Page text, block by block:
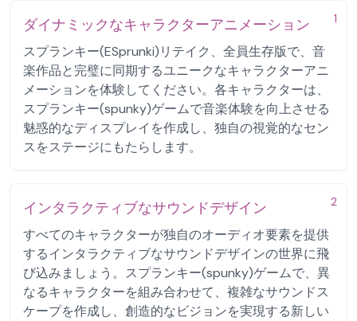
1
ダイナミックなキャラクターアニメーション
スプランキー(ESprunki)リテイク、全員生存版で、音
楽作品と完璧に同期するユニークなキャラクターアニ
メーションを体験してください。各キャラクターは、
スプランキー(spunky)ゲームで音楽体験を向上させる
魅惑的なディスプレイを作成し、独自の視覚的なセン
スをステージにもたらします。
2
インタラクティブなサウンドデザイン
すべてのキャラクターが独自のオーディオ要素を提供
するインタラクティブなサウンドデザインの世界に飛
び込みましょう。スプランキー(spunky)ゲームで、異
なるキャラクターを組み合わせて、複雑なサウンドス
ケープを作成し、創造的なビジョンを実現する新しい